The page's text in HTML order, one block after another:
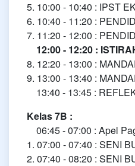
5. 10:00 - 10:40 : IPST
6. 10:40 - 11:20 :
7. 11:20 - 12:00 :
12:00 - 12:20 :
8. 12:20 - 13:00 :
9. 13:00 - 13:40 :
13:40 - 13:45 :
Kelas 7B :
06:45 - 07:00 : Apel
1. 07:00 - 07:40 : SENI
2. 07:40 - 08:20 : SENI